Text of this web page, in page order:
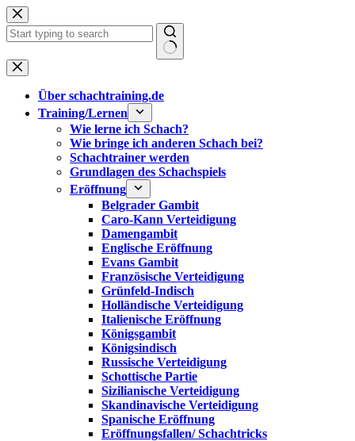
Zum
Inhalt
springen
Keine
Ergebnisse
Über schachtraining.de
Training/Lernen
Wie lerne ich Schach?
Wie bringe ich anderen Schach bei?
Schachtrainer werden
Grundlagen des Schachspiels
Eröffnung
Belgrader Gambit
Caro-Kann Verteidigung
Damengambit
Englische Eröffnung
Evans Gambit
Französische Verteidigung
Grünfeld-Indisch
Holländische Verteidigung
Italienische Eröffnung
Königsgambit
Königsindisch
Russische Verteidigung
Schottische Partie
Sizilianische Verteidigung
Skandinavische Verteidigung
Spanische Eröffnung
Eröffnungsfallen/ Schachtricks